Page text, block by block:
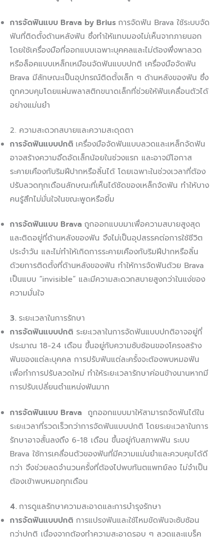
การจัดฟันแบบ Brava by Brius การจัดฟัน Brava ใช้ระบบจัด
ฟันที่ติดตั้งด้านหลังฟัน ซึ่งทำให้แทบมองไม่เห็นจากภายนอก
โดยใช้เครื่องมือที่ออกแบบเฉพาะบุคคลและไม่ต้องพึ่งพาลวด
หรือล็อคแบบเหล็กเหมือนจัดฟันแบบปกติ เครื่องมือจัดฟัน
Brava มีลักษณะเป็นอุปกรณ์ติดตั้งเล็ก ๆ ด้านหลังของฟัน ซึ่ง
ถูกควบคุมโดยแผ่นพลาสติกขนาดเล็กที่ช่วยให้ฟันเคลื่อนตัวได้
อย่างแม่นยำ
2. ความสะดวกสบายและความสะดุดตา
การจัดฟันแบบปกติ เครื่องมือจัดฟันแบบลวดและเหล็กจัดฟัน
อาจสร้างความอึดอัดเล็กน้อยในช่วงแรก และอาจมีโอกาส
ระคายเคืองกับริมฝีปากหรือลิ้นได้ โดยเฉพาะในช่วงเวลาที่ต้อง
ปรับลวดทุกเดือนลักษณะที่เห็นได้ชัดของเหล็กจัดฟัน ทำให้บาง
คนรู้สึกไม่มั่นใจในขณะพูดหรือยิ้ม
การจัดฟันแบบ Brava ถูกออกแบบมาเพื่อความสบายสูงสุด
และติดอยู่ที่ด้านหลังของฟัน จึงไม่เป็นอุปสรรคต่อการใช้ชีวิต
ประจำวัน และไม่ทำให้เกิดการระคายเคืองกับริมฝีปากหรือลิ้น
ด้วยการติดตั้งที่ด้านหลังของฟัน ทำให้การจัดฟันด้วย Brava
เป็นแบบ “invisible” และมีความสะดวกสบายสูงกว่าในแง่ของ
ความมั่นใจ
3. ระยะเวลาในการรักษา
การจัดฟันแบบปกต ิ ระยะเวลาในการจัดฟันแบบปกติอาจอยู่ที่
ประมาณ 18-24 เดือน ขึ้นอยู่กับความซับซ้อนของโครงสร้าง
ฟันของแต่ละบุคคล การปรับฟันแต่ละครั้งจะต้องพบหมอฟัน
เพื่อทำการปรับลวดใหม่ ทำให้ระยะเวลารักษาค่อนข้างนานหากมี
การปรับเปลี่ยนตำแหน่งฟันมาก
การจัดฟันแบบ Brava ถูกออกแบบมาให้สามารถจัดฟันได้ใน
ระยะเวลาที่รวดเร็วกว่าการจัดฟันแบบปกติ โดยระยะเวลาในการ
รักษาอาจสั้นลงถึง 6-18 เดือน ขึ้นอยู่กับสภาพฟัน ระบบ
Brava ใช้การเคลื่อนตัวของฟันที่มีความแม่นยำและควบคุมได้ดี
กว่า จึงช่วยลดจำนวนครั้งที่ต้องไปพบทันตแพทย์ลง ไม่จำเป็น
ต้องเข้าพบหมอทุกเดือน
4. การดูแลรักษาความสะอาดและการบำรุงรักษา
การจัดฟันแบบปกต ิ การแปรงฟันและใช้ไหมขัดฟันจะซับซ้อน
กว่าปกติ เนื่องจากต้องทำความสะอาดรอบ ๆ ลวดและแบร็ค